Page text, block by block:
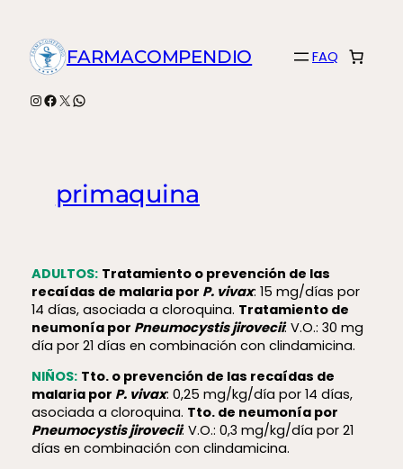
contenidoFARMACOMPENDIO FAQ
Instagram
Facebook
X WhatsApp
primaquina
ADULTOS: Tratamiento o prevención de las
recaídas de malaria por P. vivax: 15 mg/días por
14 días, asociada a cloroquina. Tratamiento de
neumonía por Pneumocystis jirovecii: V.O.: 30 mg
día por 21 días en combinación con clindamicina.
NIÑOS: Tto. o prevención de las recaídas de
malaria por P. vivax: 0,25 mg/kg/día por 14 días,
asociada a cloroquina. Tto. de neumonía por
Pneumocystis jirovecii: V.O.: 0,3 mg/kg/día por 21
días en combinación con clindamicina.